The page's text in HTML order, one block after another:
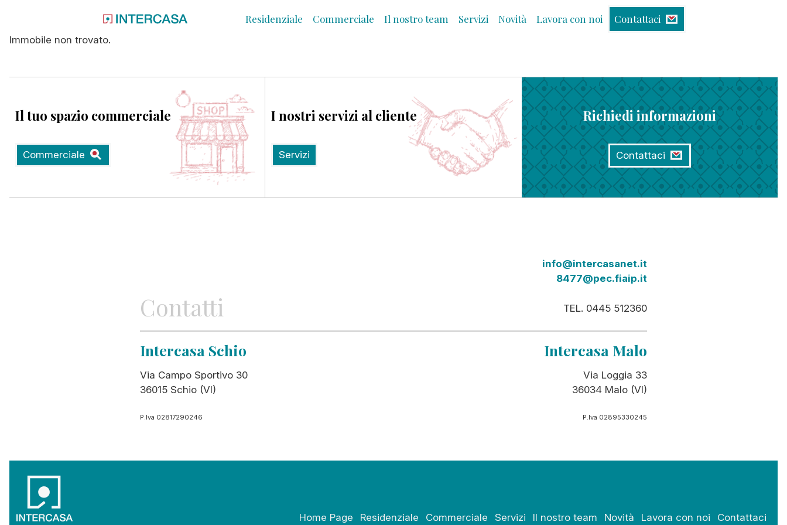
Residenziale Commerciale Il nostro team Servizi Novità Lavora con noi Contattaci
Immobile non trovato.
Il tuo spazio commerciale
Commerciale
I nostri servizi al cliente
Servizi
Richiedi informazioni
Contattaci
Contatti
info@intercasanet.it
8477@pec.fiaip.it
TEL. 0445 512360
Intercasa Schio
Via Campo Sportivo 30
36015 Schio (VI)
P.Iva 02817290246
Intercasa Malo
Via Loggia 33
36034 Malo (VI)
P.Iva 02895330245
Home Page Residenziale Commerciale Servizi Il nostro team Novità Lavora con noi Contattaci